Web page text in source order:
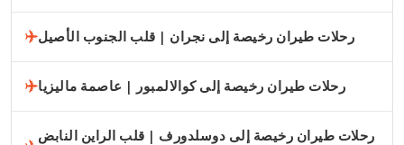
رحلات طيران رخيصة إلى نجران | قلب الجنوب الأصيل
رحلات طيران رخيصة إلى كوالالمبور | عاصمة ماليزيا
رحلات طيران رخيصة إلى دوسلدورف | قلب الراين النابض